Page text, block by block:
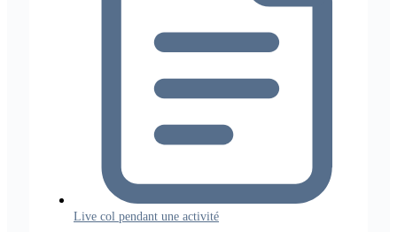
Live col pendant une activité